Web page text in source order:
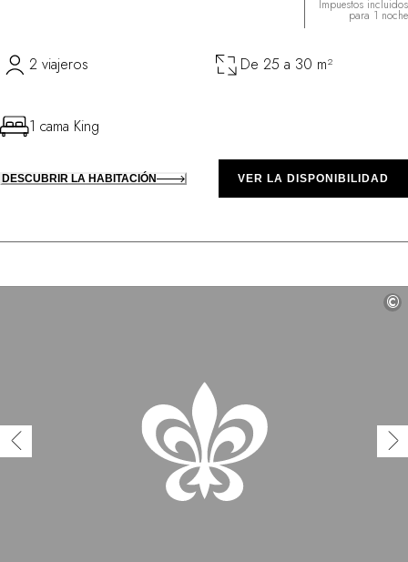
Impuestos incluidos
para 1 noche
2 viajeros De 25 a 30 m²
1 cama King
DESCUBRIR LA HABITACIÓN VER LA DISPONIBILIDAD
©